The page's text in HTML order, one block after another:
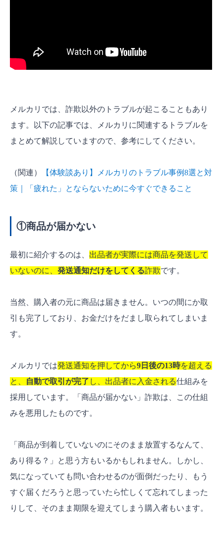
か？
メルカリで詐欺にあった場合、返品は可能で
が大切！
メルカリでは、詐欺以外のトラブルが起こることもあり
ます。以下の記事では、メルカリに関連するトラブルを
まとめて解説していますので、参考にしてください。
（関連）
【体験談あり】メルカリのトラブル事例8選と対
策｜「疲れた」とならないために今すぐできること
①商品が届かない
最初に紹介するのは、 出品者が実際には商品を発送して
いないのに、 発送通知だけをしてくる詐欺です。
当然、購入者の元に商品は届きません。いつの間にか取
引も完了しており、お金だけをだまし取られてしまいま
す。
メルカリでは発送通知を押してから9日後の13時を超える
と、
自動で取引が完了 し、出品者に入金される仕組みを
採用しています。「商品が届かない」詐欺は、この仕組
みを悪用したものです。
「商品が到着していないのにそのまま放置するなんて、
あり得る？」と思う方もいるかもしれません。しかし、
気になっていても問い合わせるのが面倒だったり、もう
すぐ届くだろうと思っていたら忙しくて忘れてしまった
りして、そのまま期限を迎えてしまう購入者もいます。